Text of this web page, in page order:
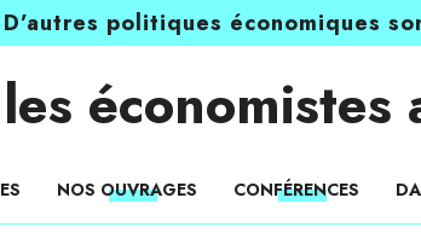
D’autres politiques économiques
les économistes
NOS OUVRAGES CONFÉRENCES